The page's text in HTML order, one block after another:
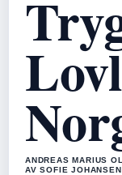
ANDREAS MARIUS
AV SOFIE JOHANSEN